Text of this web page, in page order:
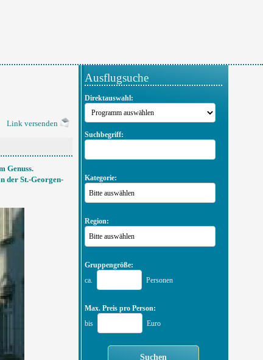
Link versenden
Genuss.
der St.-Georgen-
Ausflugsuche
Direktauswahl:
Suchbegriff:
Kategorie:
Bitte auswählen
Region:
Bitte auswählen
Gruppengröße:
ca.
Personen
Max. Preis pro Person:
bis
Euro